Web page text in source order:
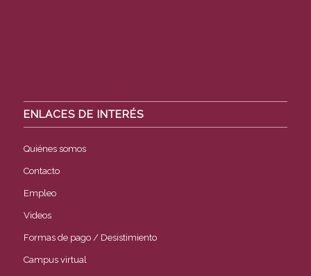
ENLACES DE INTERÉS
Quiénes somos
Contacto
Empleo
Videos
Formas de pago / Desistimiento
Campus virtual